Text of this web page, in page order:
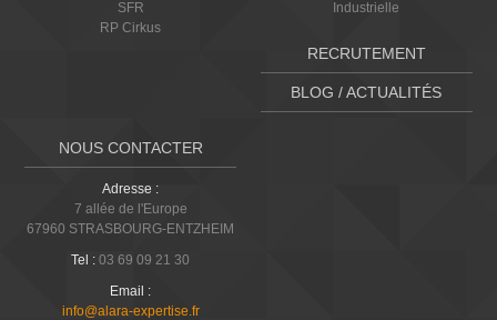
SFR
RP Cirkus
Industrielle
RECRUTEMENT
BLOG / ACTUALITÉS
NOUS CONTACTER
Adresse :
7 allée de l'Europe
67960 STRASBOURG-ENTZHEIM
Tel : 03 69 09 21 30
Email :
info@alara-expertise.fr